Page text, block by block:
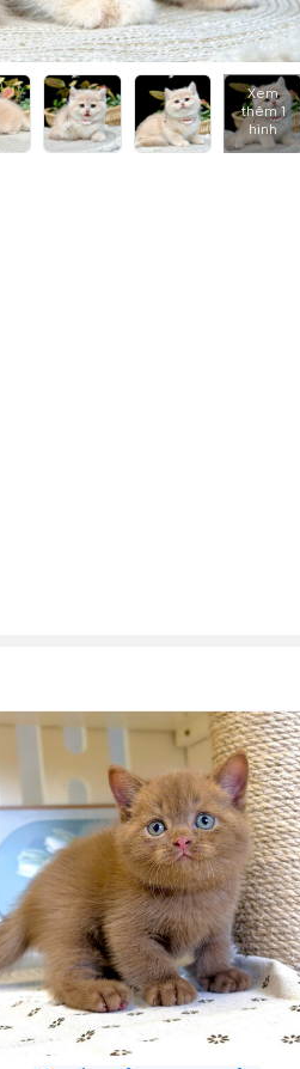
1/6
Xem
thêm 1
hình